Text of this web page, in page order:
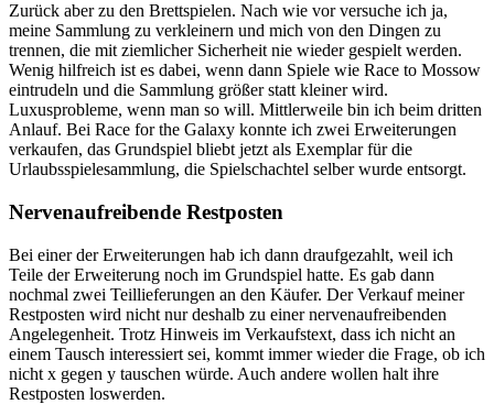
Zurück aber zu den Brettspielen. Nach wie vor versuche ich ja,
meine Sammlung zu verkleinern und mich von den Dingen zu
trennen, die mit ziemlicher Sicherheit nie wieder gespielt werden.
Wenig hilfreich ist es dabei, wenn dann Spiele wie Race to Mossow
eintrudeln und die Sammlung größer statt kleiner wird.
Luxusprobleme, wenn man so will. Mittlerweile bin ich beim dritten
Anlauf. Bei Race for the Galaxy konnte ich zwei Erweiterungen
verkaufen, das Grundspiel bliebt jetzt als Exemplar für die
Urlaubsspielesammlung, die Spielschachtel selber wurde entsorgt.
Nervenaufreibende Restposten
Bei einer der Erweiterungen hab ich dann draufgezahlt, weil ich
Teile der Erweiterung noch im Grundspiel hatte. Es gab dann
nochmal zwei Teillieferungen an den Käufer. Der Verkauf meiner
Restposten wird nicht nur deshalb zu einer nervenaufreibenden
Angelegenheit. Trotz Hinweis im Verkaufstext, dass ich nicht an
einem Tausch interessiert sei, kommt immer wieder die Frage, ob ich
nicht x gegen y tauschen würde. Auch andere wollen halt ihre
Restposten loswerden.